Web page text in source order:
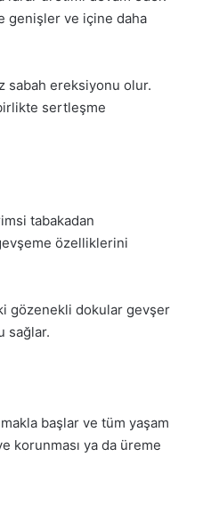
genişler ve içine daha
sabah ereksiyonu olur.
sertleşme
tabakadan
özelliklerini
gözenekli dokular gevşer
sağlar.
başlar ve tüm yaşam
korunması ya da üreme